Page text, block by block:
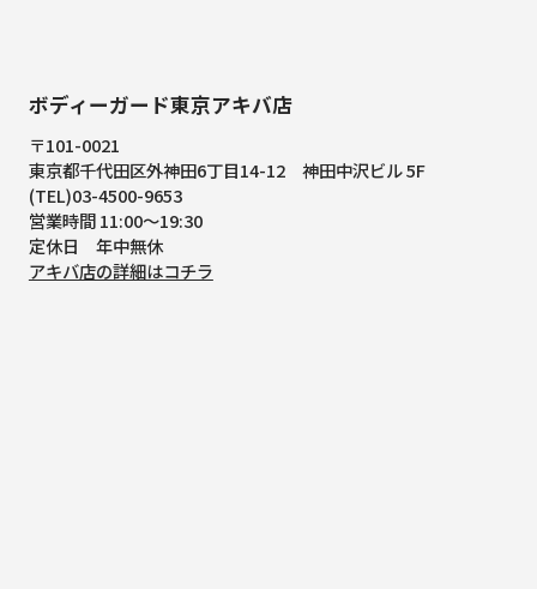
ボディーガード東京アキバ店
〒101-0021
東京都千代田区外神田6丁目14-12 神田中沢ビル 5F
(TEL)03-4500-9653
営業時間 11:00～19:30
定休日 年中無休
アキバ店の詳細はコチラ